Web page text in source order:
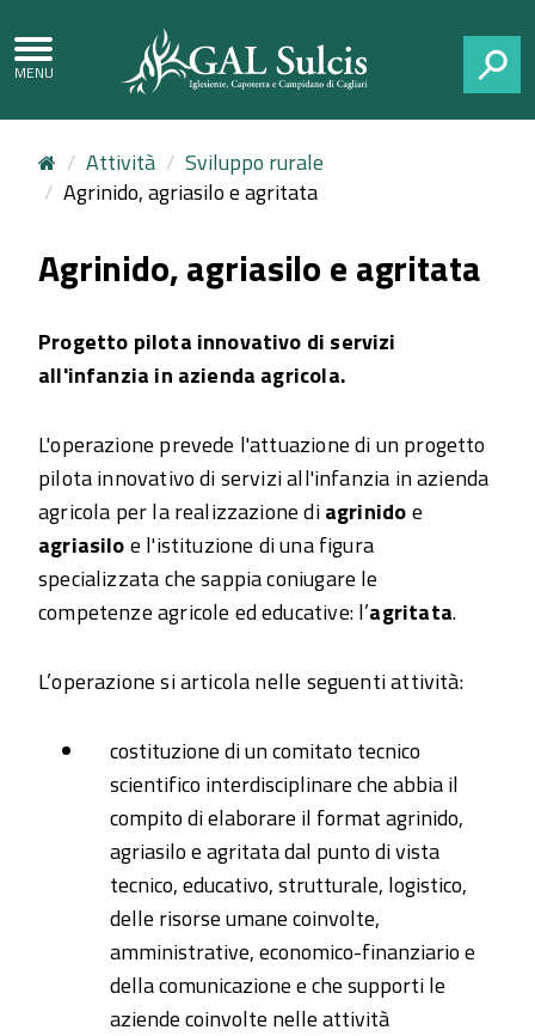
Attività
Sviluppo rurale
Agrinido, agriasilo e agritata
Agrinido, agriasilo e agritata
Progetto pilota innovativo di servizi
all'infanzia in azienda agricola.
L'operazione prevede l'attuazione di un progetto
pilota innovativo di servizi all'infanzia in azienda
agricola per la realizzazione diagrinidoe
agriasiloe l'istituzione di una figura
specializzata che sappia coniugare le
competenze agricole ed educative: l’agritata.
L’operazione si articola nelle seguenti attività:
costituzione di un comitato tecnico
scientifico interdisciplinare che abbia il
compito di elaborare il format agrinido,
agriasilo e agritata dal punto di vista
tecnico, educativo, strutturale, logistico,
delle risorse umane coinvolte,
amministrative, economico-finanziario e
della comunicazione e che supporti le
aziende coinvolte nelle attività